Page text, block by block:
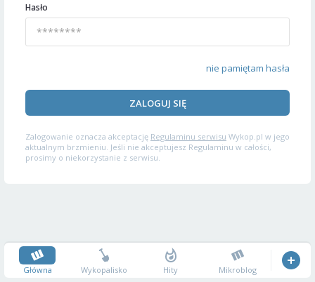
Hasło
nie pamiętam hasła
ZALOGUJ SIĘ
Zalogowanie oznacza akceptację Regulaminu serwisu Wykop.pl w jego
aktualnym brzmieniu. Jeśli nie akceptujesz Regulaminu w całości,
prosimy o niekorzystanie z serwisu.
Główna Wykopalisko Hity Mikroblog